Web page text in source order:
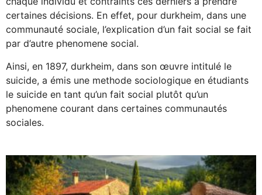
certaines décisions. En effet, pour durkheim, dans une
communauté sociale, l’explication d’un fait social se fait
par d’autre phenomene social.
Ainsi, en 1897, durkheim, dans son œuvre intitulé le
suicide, a émis une methode sociologique en étudiants
le suicide en tant qu’un fait social plutôt qu’un
phenomene courant dans certaines communautés
sociales.